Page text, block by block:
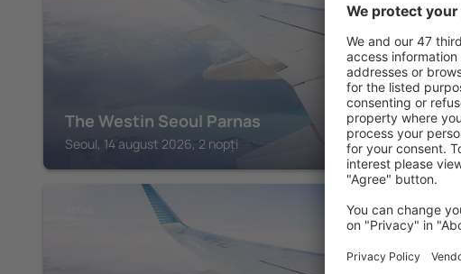
The Westin Seoul Parnas
Seoul, 14 august 2026, 2 nopți